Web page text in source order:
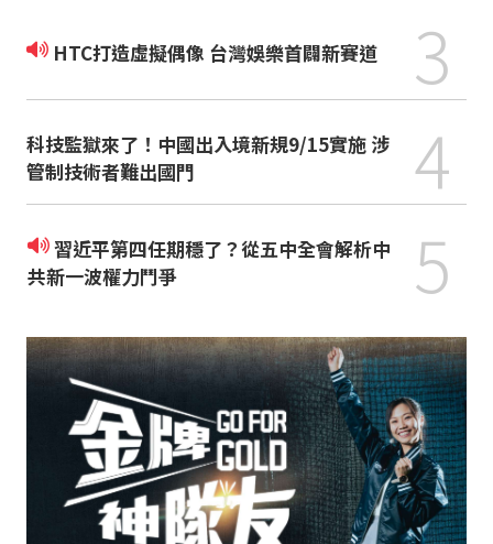
HTC打造虛擬偶像 台灣娛樂首闢新賽道 3
科技監獄來了！中國出入境新規9/15實施 涉
管制技術者難出國門
4
習近平第四任期穩了？從五中全會解析中
共新一波權力鬥爭
5